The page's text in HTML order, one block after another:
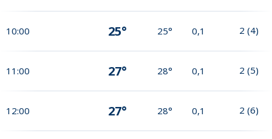
10:00 25° 25° 0,1 2 (4)
11:00 27° 28° 0,1 2 (5)
12:00 27° 28° 0,1 2 (6)